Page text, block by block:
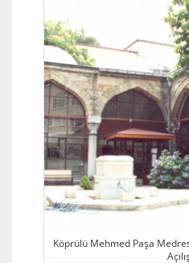
Köprülü Mehmed Paşa